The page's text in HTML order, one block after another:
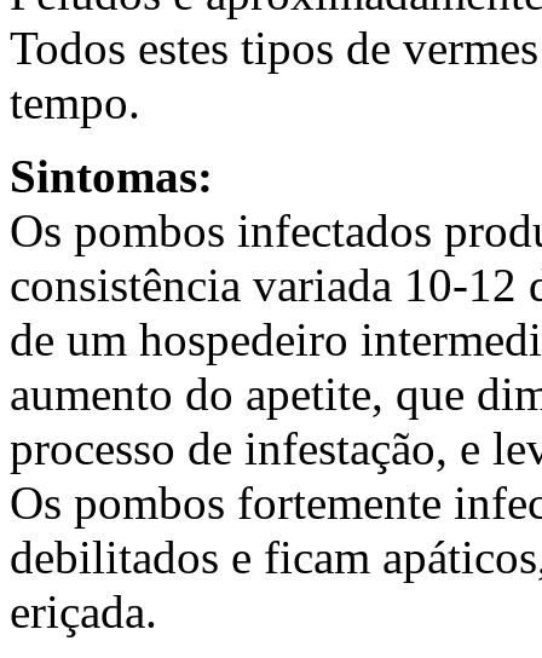
Todos estes tipos de
tempo.
Sintomas:
Os pombos infectados
consistência variada 10-12
de um hospedeiro
aumento do apetite, que
processo de infestação, e
Os pombos fortemente
debilitados e ficam
eriçada.